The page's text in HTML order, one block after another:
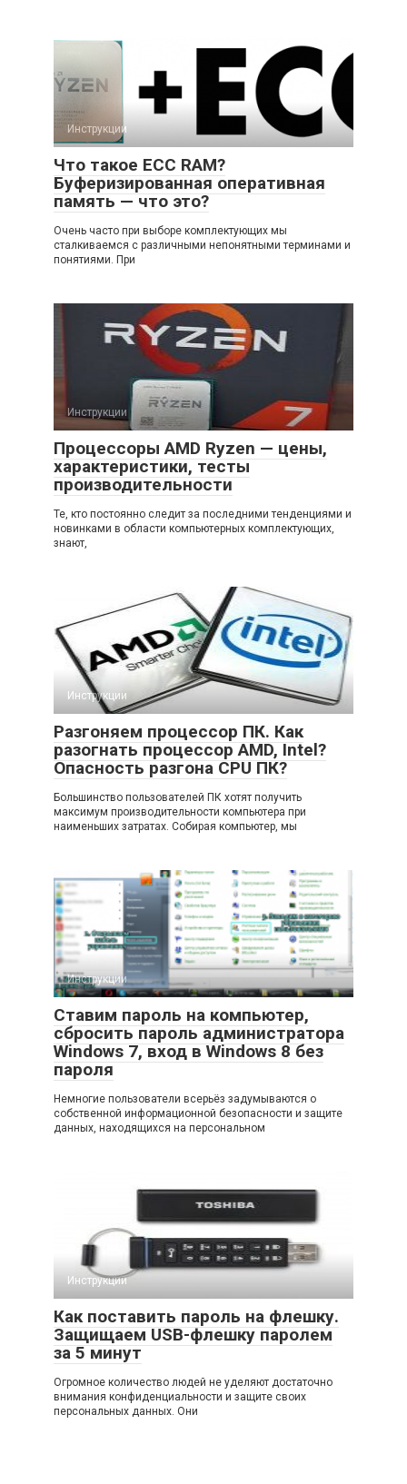
Инструкции
Что такое ECC RAM?
Буферизированная оперативная
память — что это?
Очень часто при выборе комплектующих мы
сталкиваемся с различными непонятными терминами и
понятиями. При
Инструкции
Процессоры AMD Ryzen — цены,
характеристики, тесты
производительности
Те, кто постоянно следит за последними тенденциями и
новинками в области компьютерных комплектующих,
знают,
Инструкции
Разгоняем процессор ПК. Как
разогнать процессор AMD, Intel?
Опасность разгона CPU ПК?
Большинство пользователей ПК хотят получить
максимум производительности компьютера при
наименьших затратах. Собирая компьютер, мы
Инструкции
Ставим пароль на компьютер,
сбросить пароль администратора
Windows 7, вход в Windows 8 без
пароля
Немногие пользователи всерьёз задумываются о
собственной информационной безопасности и защите
данных, находящихся на персональном
Инструкции
Как поставить пароль на флешку.
Защищаем USB-флешку паролем
за 5 минут
Огромное количество людей не уделяют достаточно
внимания конфиденциальности и защите своих
персональных данных. Они